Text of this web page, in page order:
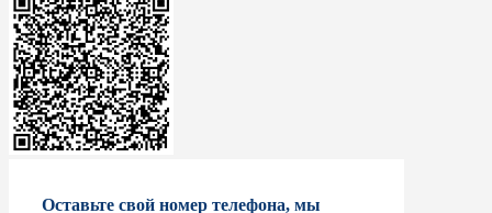
Оставьте свой номер телефона, мы